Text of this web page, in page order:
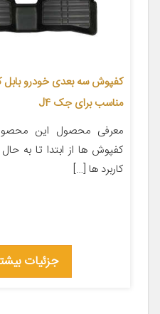
مناسب برای جک J4
معرفی محصول این
کفپوش ها از ابتدا تا به حال
کاربرد ها […]
جزئیات